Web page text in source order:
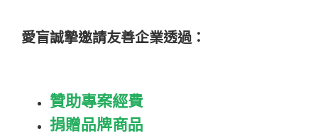
愛盲誠摯邀請友善企業透過：
贊助專案經費
捐贈品牌商品